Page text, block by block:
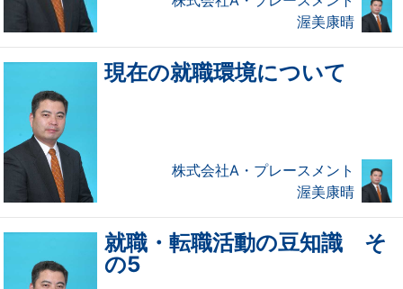
渥美康晴
現在の就職環境について
株式会社A・プレースメント
渥美康晴
就職・転職活動の豆知識 そ
の5